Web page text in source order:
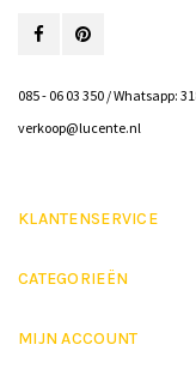
085 - 06 03 350 / Whatsapp:
verkoop@lucente.nl
KLANTENSERVICE
CATEGORIEËN
MIJN ACCOUNT